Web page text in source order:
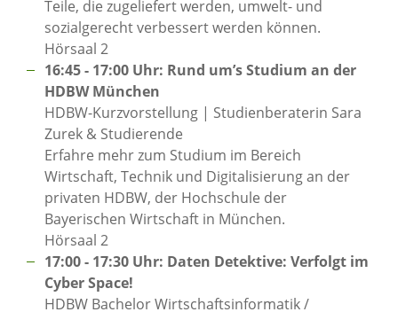
Teile, die zugeliefert werden, umwelt- und
sozialgerecht verbessert werden können.
Hörsaal 2
16:45 - 17:00 Uhr: Rund um’s Studium an der
HDBW München
HDBW-Kurzvorstellung | Studienberaterin Sara
Zurek & Studierende
Erfahre mehr zum Studium im Bereich
Wirtschaft, Technik und Digitalisierung an der
privaten HDBW, der Hochschule der
Bayerischen Wirtschaft in München.
Hörsaal 2
17:00 - 17:30 Uhr: Daten Detektive: Verfolgt im
Cyber Space!
HDBW Bachelor Wirtschaftsinformatik /